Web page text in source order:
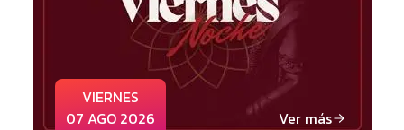
VIERNES
07 AGO 2026
Ver más